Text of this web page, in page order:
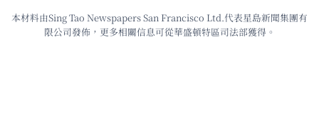
本材料由Sing Tao Newspapers San Francisco Ltd.代表星島新聞集團有
限公司發佈，更多相關信息可從華盛頓特區司法部獲得。